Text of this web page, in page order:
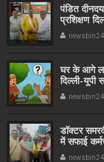
पंडित
प्रशिक्षण
newsbin24
घर के आगे लगे
दिल्‍ली-यूपी
newsbin24
डॉक्टर
में सफाई
सहयोग किया
newsbin24